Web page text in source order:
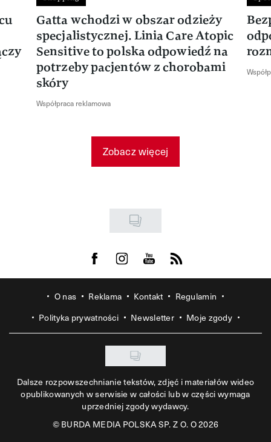
Gatta wchodzi w obszar odzieży
specjalistycznej. Linia Care Atopic
Sensitive to polska odpowiedź na
potrzeby pacjentów z chorobami
skóry
Współpraca reklamowa
Zobacz więcej
Visit us on Facebook
Visit us on Instagram
Visit us on Youtube
Visit us on Rss
O nas Reklama Kontakt
Regulamin
Polityka prywatności
Newsletter Moje zgody
Dalsze rozpowszechnianie tekstów, zdjęć i materiałów wideo
opublikowanych w serwisie w całości lub w części wymaga
uprzedniej zgody wydawcy.
©BURDA MEDIA POLSKA SP. Z O. O 2026